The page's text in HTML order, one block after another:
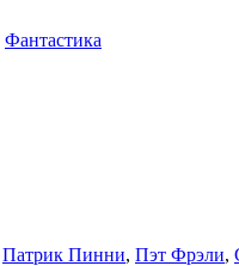
Фантастика
Патрик Пинни, Пэт Фрэли,